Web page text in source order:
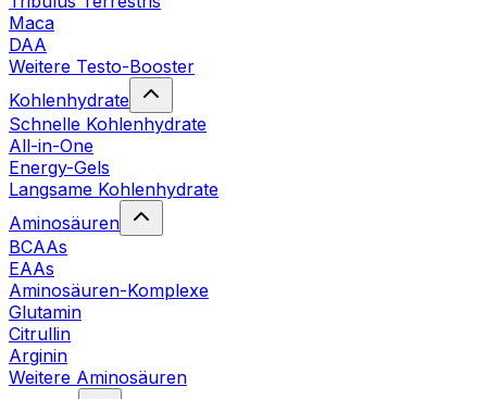
Maca
DAA
Weitere Testo-Booster
Kohlenhydrate
Schnelle Kohlenhydrate
All-in-One
Energy-Gels
Langsame Kohlenhydrate
Aminosäuren
BCAAs
EAAs
Aminosäuren-Komplexe
Glutamin
Citrullin
Arginin
Weitere Aminosäuren